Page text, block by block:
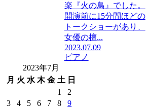
楽『火の鳥』でした。
開演前に15分間ほどの
トークショーがあり、
女優の檀...
2023.07.09
ピアノ
2023年7月
月 火 水 木 金 土 日
1
2
3
4 5 6 7 8
9